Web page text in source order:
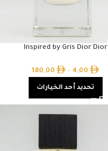
Inspired by Gris Dior Dior
4,00
–
180,00
تحديد أحد الخيارات